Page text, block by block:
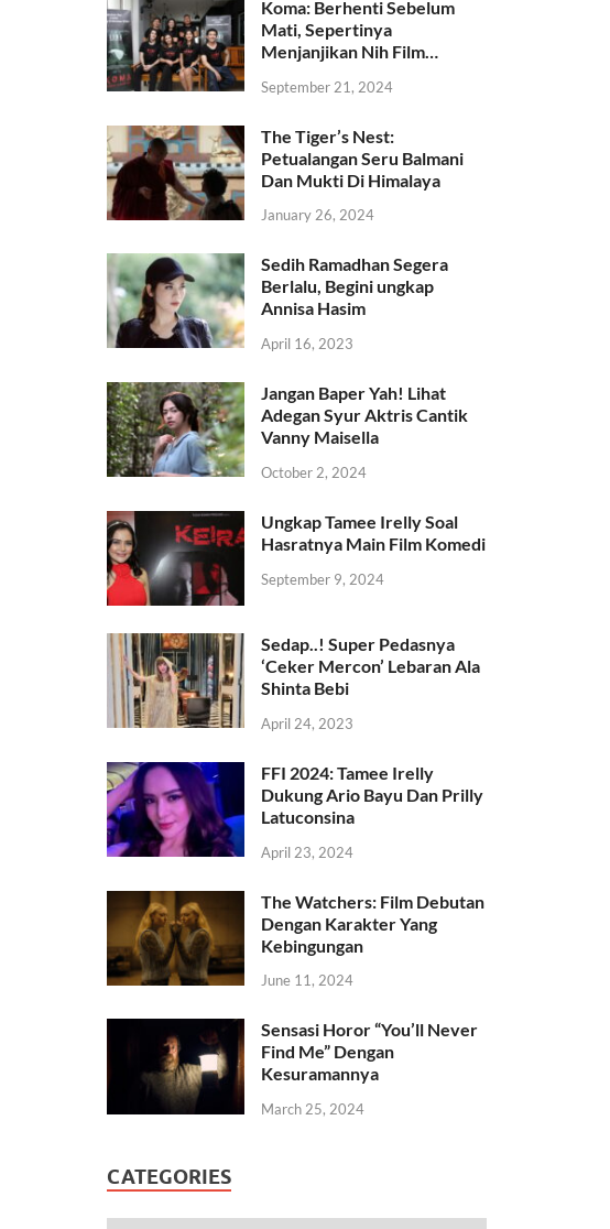
Koma: Berhenti Sebelum
Mati, Sepertinya
Menjanjikan Nih Film…
September 21, 2024
The Tiger’s Nest:
Petualangan Seru Balmani
Dan Mukti Di Himalaya
January 26, 2024
Sedih Ramadhan Segera
Berlalu, Begini ungkap
Annisa Hasim
April 16, 2023
Jangan Baper Yah! Lihat
Adegan Syur Aktris Cantik
Vanny Maisella
October 2, 2024
Ungkap Tamee Irelly Soal
Hasratnya Main Film Komedi
September 9, 2024
Sedap..! Super Pedasnya
‘Ceker Mercon’ Lebaran Ala
Shinta Bebi
April 24, 2023
FFI 2024: Tamee Irelly
Dukung Ario Bayu Dan Prilly
Latuconsina
April 23, 2024
The Watchers: Film Debutan
Dengan Karakter Yang
Kebingungan
June 11, 2024
Sensasi Horor “You’ll Never
Find Me” Dengan
Kesuramannya
March 25, 2024
CATEGORIES